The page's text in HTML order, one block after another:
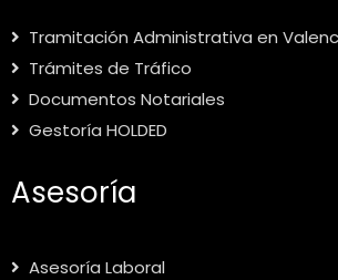
Tramitación Administrativa en
Trámites de Tráfico
Documentos Notariales
Gestoría HOLDED
Asesoría
Asesoría Laboral